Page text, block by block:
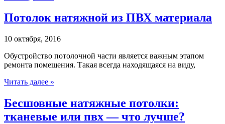
Потолок натяжной из ПВХ материала
10 октября, 2016
Обустройство потолочной части является важным этапом
ремонта помещения. Такая всегда находящаяся на виду,
Читать далее »
Бесшовные натяжные потолки:
тканевые или пвх — что лучше?